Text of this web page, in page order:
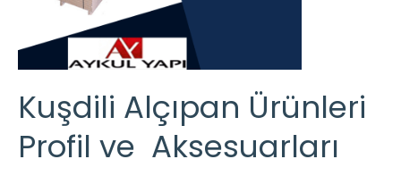
Kuşdili Alçıpan Ürünleri
Profil ve Aksesuarları